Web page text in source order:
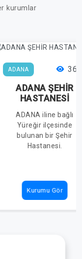
kurumlar
ADANA
ADANA ŞEHİR
HASTANESİ
ADANA iline bağlı
Yüreğir ilçesinde
bulunan bir Şehir
Hastanesi.
Kurumu Gör